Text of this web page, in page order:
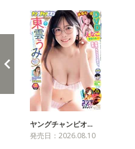
ヤングチャンピオ…
発売日：2026.08.10